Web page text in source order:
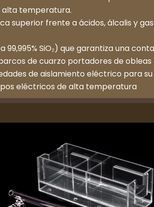
temperatura.
superior frente a ácidos, álcalis y
99,995% SiO₂) que garantiza una
de cuarzo portadores de obleas
de aislamiento eléctrico para su
eléctricos de alta temperatura